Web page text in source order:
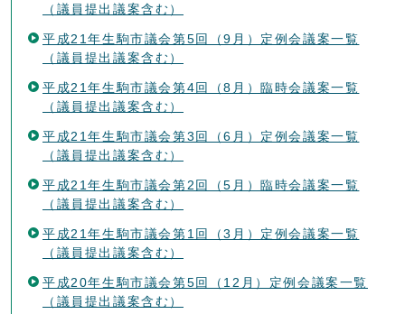
（議員提出議案含む）
平成21年生駒市議会第5回（9月）定例会議案一覧
（議員提出議案含む）
平成21年生駒市議会第4回（8月）臨時会議案一覧
（議員提出議案含む）
平成21年生駒市議会第3回（6月）定例会議案一覧
（議員提出議案含む）
平成21年生駒市議会第2回（5月）臨時会議案一覧
（議員提出議案含む）
平成21年生駒市議会第1回（3月）定例会議案一覧
（議員提出議案含む）
平成20年生駒市議会第5回（12月）定例会議案一覧
（議員提出議案含む）